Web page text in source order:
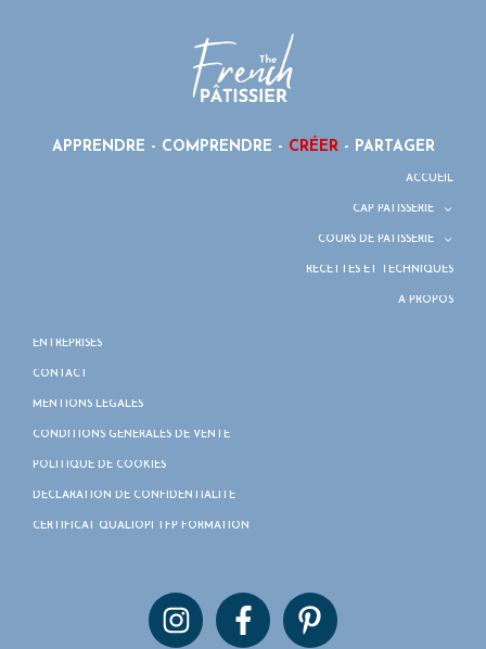
APPRENDRE - COMPRENDRE - CRÉER- PARTAGER
ACCUEIL
CAP PÂTISSERIE
COURS DE PÂTISSERIE
RECETTES ET TECHNIQUES
À PROPOS
ENTREPRISES
CONTACT
MENTIONS LÉGALES
CONDITIONS GÉNÉRALES DE VENTE
POLITIQUE DE COOKIES
DÉCLARATION DE CONFIDENTIALITÉ
CERTIFICAT QUALIOPI TFP FORMATION